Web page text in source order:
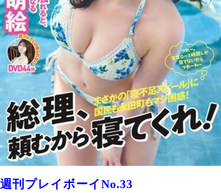
週刊プレイボーイNo.33